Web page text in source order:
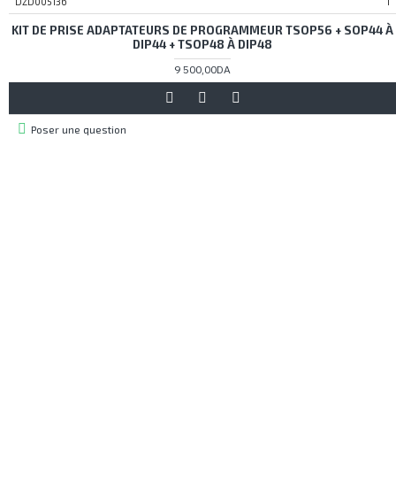
KIT DE PRISE ADAPTATEURS DE PROGRAMMEUR TSOP56 + SOP44 À
DIP44 + TSOP48 À DIP48
9 500,00DA
Poser une question